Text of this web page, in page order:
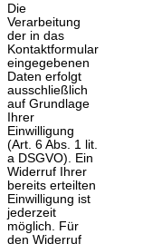
Die
Verarbeitung
der in das
Kontaktformular
eingegebenen
Daten erfolgt
ausschließlich
auf Grundlage
Ihrer
Einwilligung
(Art. 6 Abs. 1 lit.
a DSGVO). Ein
Widerruf Ihrer
bereits erteilten
Einwilligung ist
jederzeit
möglich. Für
den Widerruf